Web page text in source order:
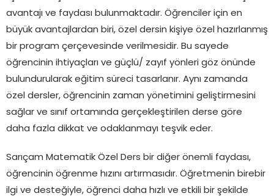
avantajı ve faydası bulunmaktadır. Öğrenciler için en
büyük avantajlardan biri, özel dersin kişiye özel hazırlanmış
bir program çerçevesinde verilmesidir. Bu sayede
öğrencinin ihtiyaçları ve güçlü/ zayıf yönleri göz önünde
bulundurularak eğitim süreci tasarlanır. Aynı zamanda
özel dersler, öğrencinin zaman yönetimini geliştirmesini
sağlar ve sınıf ortamında gerçekleştirilen derse göre
daha fazla dikkat ve odaklanmayı teşvik eder.
Sarıçam Matematik Özel Ders bir diğer önemli faydası,
öğrencinin öğrenme hızını artırmasıdır. Öğretmenin birebir
ilgi ve desteğiyle, öğrenci daha hızlı ve etkili bir şekilde